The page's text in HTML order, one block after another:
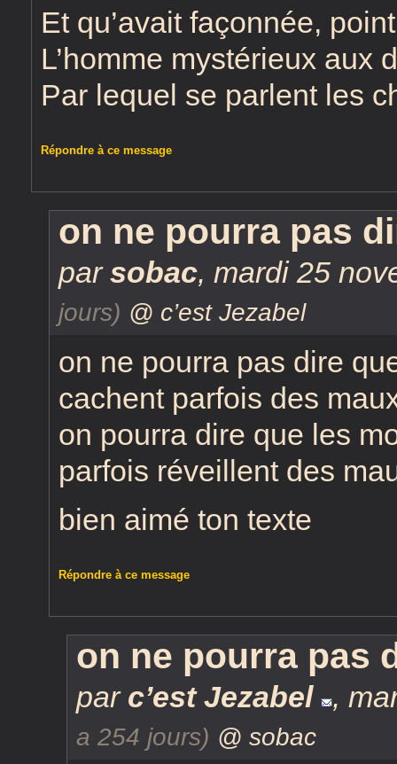
Et qu’avait façonnée,
L’homme mystérieux aux
Par lequel se parlent les
Répondre à ce message
on ne pourra pas
parsobac, mardi 25
jours) @ c’est Jezabel
on ne pourra pas dire
cachent parfois des
on pourra dire que les
parfois réveillent des
bien aimé ton texte
Répondre à ce message
on ne pourra pas
par c’est Jezabel ,
a 254 jours) @ sobac